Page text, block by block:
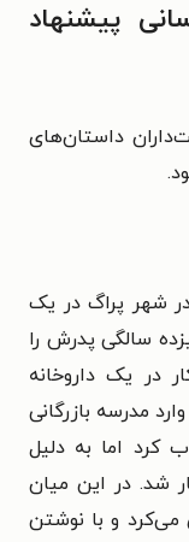
پیشنهاد
داستان‌های
سی‌ام آوریل ۱۸۸۳ در شهر پراگ در یک
سالگی پدرش را
در یک داروخانه
مدرسه‌ بازرگانی
کرد اما به دلیل
شد. در این میان
می‌کرد و با نوشتن